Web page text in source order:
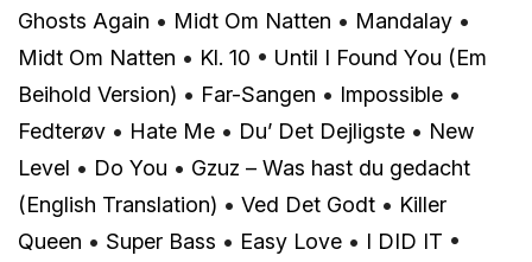
Ghosts Again • Midt Om Natten • Mandalay •
Midt Om Natten • Kl. 10 • Until I Found You (Em
Beihold Version) • Far-Sangen • Impossible •
Fedterøv • Hate Me • Du’ Det Dejligste • New
Level • Do You • Gzuz – Was hast du gedacht
(English Translation) • Ved Det Godt • Killer
Queen • Super Bass • Easy Love • I DID IT •